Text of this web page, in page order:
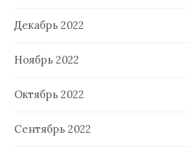
Декабрь 2022
Ноябрь 2022
Октябрь 2022
Сентябрь 2022